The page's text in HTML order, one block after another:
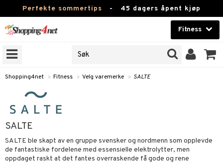
Perfekte sommertips - 45 dagers åpent kjøp
Fitness
Skjønnhet
Kontaktlinser
Helsekost
Apotek
Hjem & innredning
Shopping4net » Fitness » Velg varemerke » SALTE
SALTE
SALTE ble skapt av en gruppe svensker og nordmenn som opplevde
de fantastiske fordelene med essensielle elektrolytter, men
oppdaget raskt at det fantes overraskende få gode og rene
tabletter
drikke